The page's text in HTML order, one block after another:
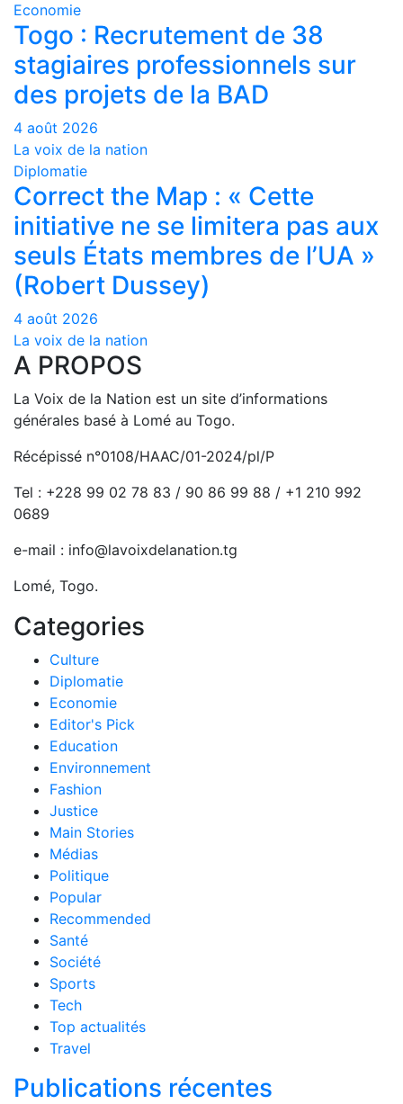
Economie
Togo : Recrutement de 38
stagiaires professionnels sur
des projets de la BAD
4 août 2026
La voix de la nation
Diplomatie
Correct the Map : « Cette
initiative ne se limitera pas aux
seuls États membres de l’UA »
(Robert Dussey)
4 août 2026
La voix de la nation
A PROPOS
La Voix de la Nation est un site d’informations
générales basé à Lomé au Togo.
Récépissé n°0108/HAAC/01-2024/pl/P
Tel : +228 99 02 78 83 / 90 86 99 88 / +1 210 992
0689
e-mail : info@lavoixdelanation.tg
Lomé, Togo.
Categories
Culture
Diplomatie
Economie
Editor's Pick
Education
Environnement
Fashion
Justice
Main Stories
Médias
Politique
Popular
Recommended
Santé
Société
Sports
Tech
Top actualités
Travel
Publications récentes